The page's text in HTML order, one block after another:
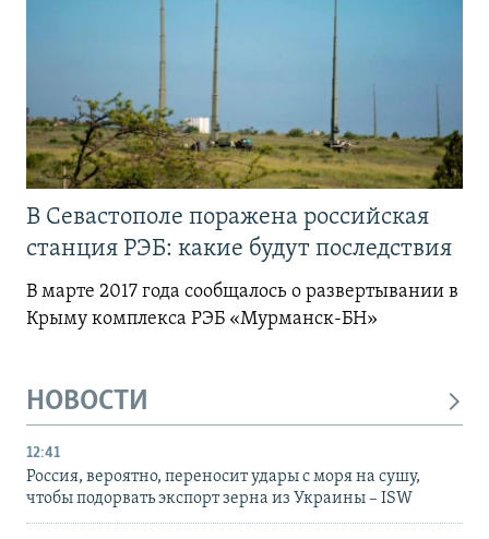
В Севастополе поражена российская
станция РЭБ: какие будут последствия
В марте 2017 года сообщалось о развертывании в
Крыму комплекса РЭБ «Мурманск-БН»
НОВОСТИ
12:41
Россия, вероятно, переносит удары с моря на сушу,
чтобы подорвать экспорт зерна из Украины – ISW